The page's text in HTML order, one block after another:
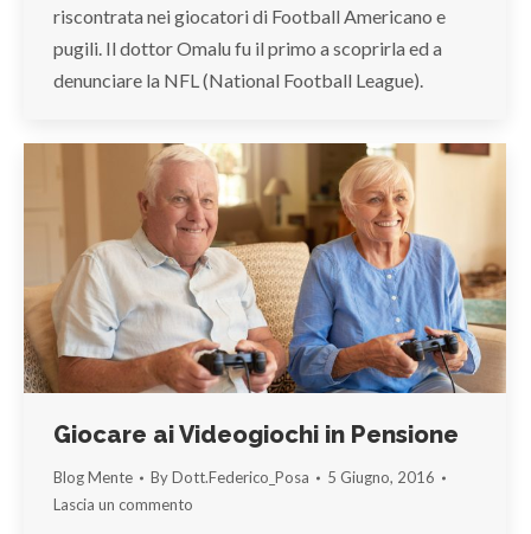
riscontrata nei giocatori di Football Americano e
pugili. Il dottor Omalu fu il primo a scoprirla ed a
denunciare la NFL (National Football League).
Giocare ai Videogiochi in Pensione
Blog Mente ByDott.Federico_Posa
5 Giugno, 2016
Lascia un commento